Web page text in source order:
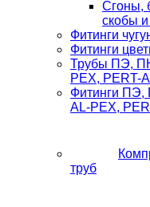
Сгоны,
скобы и
Фитинги
Фитинги
Трубы ПЭ,
PEX, PERT-
Фитинги ПЭ,
AL-PEX,
труб